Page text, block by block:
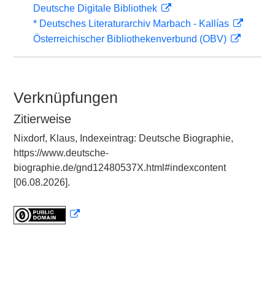
Deutsche Digitale Bibliothek
* Deutsches Literaturarchiv Marbach - Kallías
Österreichischer Bibliothekenverbund (OBV)
Verknüpfungen
Zitierweise
Nixdorf, Klaus, Indexeintrag: Deutsche Biographie,
https://www.deutsche-
biographie.de/gnd12480537X.html#indexcontent
[06.08.2026].